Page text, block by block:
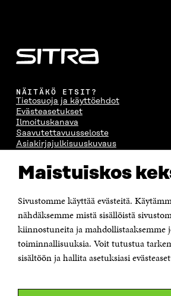
Maistuiskos
Sivustomme käyttää evästeitä.
nähdäksemme mistä sisällöistä
kiinnostuneita ja mahdollistaaksemme
toiminnallisuuksia. Voit tutustua
sisältöön ja hallita asetuksiasi
NÄITÄKÖ ETSIT?
Tietosuoja ja käyttöehdot
Evästeasetukset
Ilmoituskanava
Saavutettavuusseloste
Asiakirjajulkisuuskuvaus
Suomen itsenäisyyden juhlarahasto
Itämerenkatu 11-13, PL 160,
00181 Helsinki
Puhelin +358 294 618 991
Sähköpostiosoite
etunimi.sukunimi@sitra.fi tai